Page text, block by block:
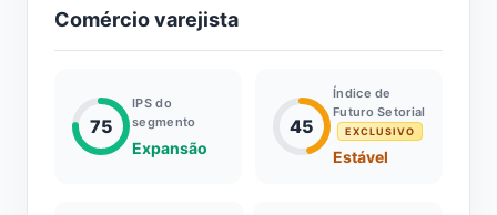
Comércio varejista
75
IPS do
segmento
Expansão
45
Índice de
Futuro Setorial
EXCLUSIVO
Estável